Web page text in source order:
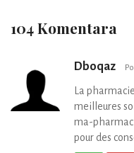
104 Komentara
Dboqaz
La
meilleures
ma-
pour des